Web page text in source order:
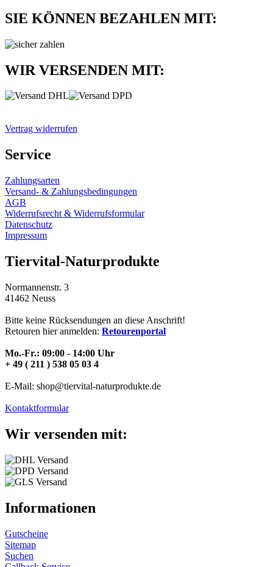
SIE KÖNNEN BEZAHLEN MIT:
WIR VERSENDEN MIT:
Vertrag widerrufen
Service
Zahlungsarten
Versand- & Zahlungsbedingungen
AGB
Widerrufsrecht & Widerrufsformular
Datenschutz
Impressum
Tiervital-Naturprodukte
Normannenstr. 3
41462 Neuss
Bitte keine Rücksendungen an diese Anschrift!
Retouren hier anmelden: Retourenportal
Mo.-Fr.: 09:00 - 14:00 Uhr
+ 49 ( 211 ) 538 05 03 4
E-Mail: shop@tiervital-naturprodukte.de
Kontaktformular
Wir versenden mit:
Informationen
Gutscheine
Sitemap
Suchen